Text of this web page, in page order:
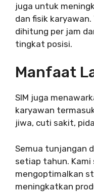
juga untuk
dan fisik
dihitung per jam
tingkat posisi.
Manfaat
SIM juga
karyawan
jiwa, cuti sakit,
Semua tunjangan
setiap tahun.
mengoptimalkan
meningkatkan